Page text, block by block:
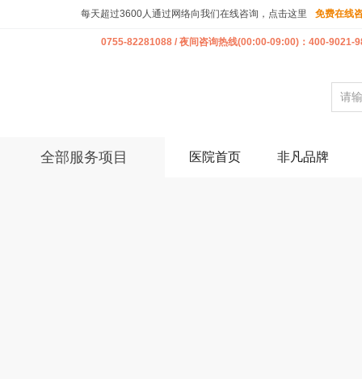
每天超过3600人通过网络向我们在线咨询，点击这里 免费在线
0755-82281088 / 夜间咨询热线(00:00-09:00)：400-9021-
全部服务项目 医院首页 非凡品牌